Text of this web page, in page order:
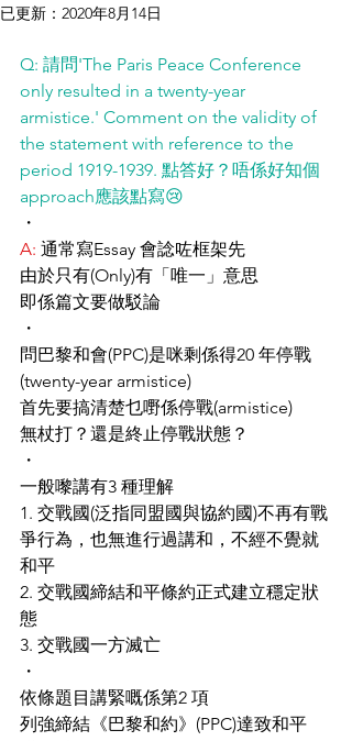
已更新： 2020年8月14日
Q: 請問'The Paris Peace Conference
only resulted in a twenty-year
armistice.' Comment on the validity of
the statement with reference to the
period 1919-1939. 點答好？唔係好知個
approach應該點寫😢
・
A: 通常寫Essay 會諗咗框架先
由於只有(Only)有「唯一」意思
即係篇文要做駁論
・
問巴黎和會(PPC)是咪剩係得20 年停戰
(twenty-year armistice)
首先要搞清楚乜嘢係停戰(armistice)
無杖打？還是終止停戰狀態？
・
一般嚟講有3 種理解
1. 交戰國(泛指同盟國與協約國)不再有戰
爭行為，也無進行過講和，不經不覺就
和平
2. 交戰國締結和平條約正式建立穩定狀
態
3. 交戰國一方滅亡
・
依條題目講緊嘅係第2 項
列強締結《巴黎和約》(PPC)達致和平